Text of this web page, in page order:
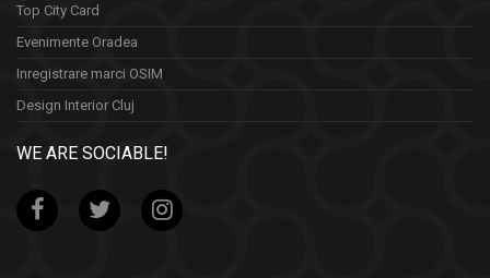
Top City Card
Evenimente Oradea
Inregistrare marci OSIM
Design Interior Cluj
WE ARE SOCIABLE!